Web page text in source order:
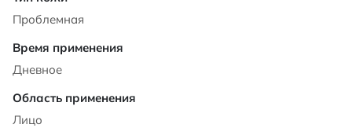
Проблемная
Дневное
Лицо